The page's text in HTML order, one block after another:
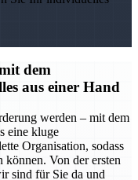
dem
aus einer Hand
werden – mit dem
eine kluge
Organisation, sodass
können. Von der ersten
sind für Sie da und